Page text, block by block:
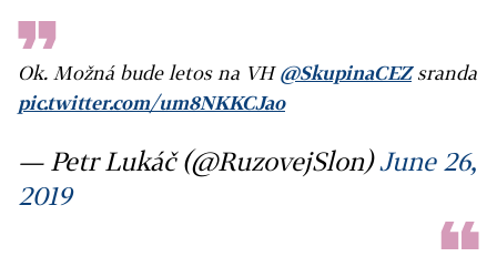
Ok. Možná bude letos na VH@SkupinaCEZsranda
pic.twitter.com/um8NKKCJao
— Petr Lukáč (@RuzovejSlon)June 26,
2019